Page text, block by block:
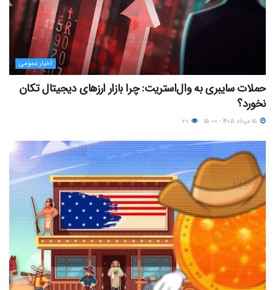
اخبار عمومی
حملات سایبری به وال‌استریت: چرا بازار ارزهای دیجیتال تکان
نخورد؟